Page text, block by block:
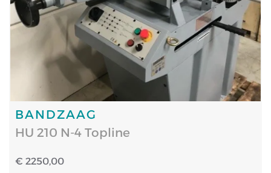
BANDZAAG
HU 210 N-4 Topline
€ 2250,00